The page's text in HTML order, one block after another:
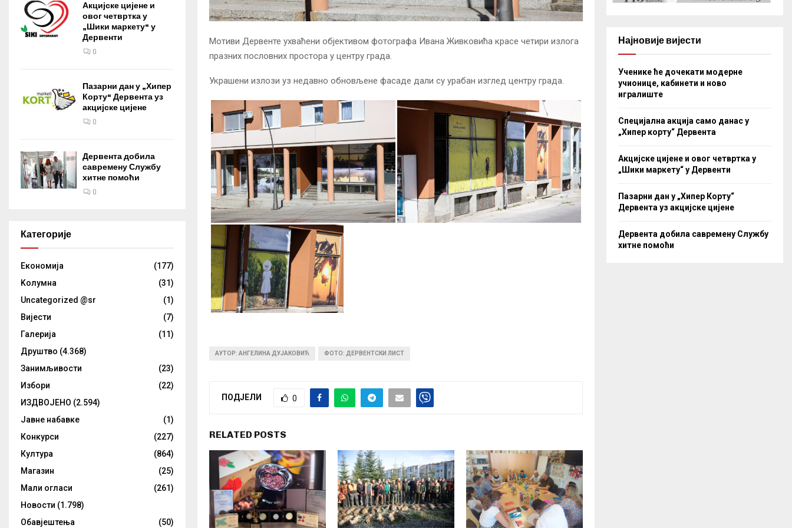
Мотиви Дервенте ухваћени објективом фотографа Ивана Живковића красе четири излога
празних пословних простора у центру града.
Украшени излози уз недавно обновљене фасаде дали су урабан изглед центру града.
АУТОР: АНГЕЛИНА ДУЈАКОВИЋ ФОТО: ДЕРВЕНТСКИ ЛИСТ
ПОДЈЕЛИ 0
RELATED POSTS
Акцијске цијене и
овог четвртка у
„Шики маркету“ у
Дервенти
0
Пазарни дан у „Хипер
Корту“ Дервента уз
акцијске цијене
0
Дервента добила
савремену Службу
хитне помоћи
0
Категорије
Eкономија
(177)
Kолумнa
(31)
Uncategorized @sr
(1)
Вијести
(7)
Галерија
(11)
Друштво (4.368)
Занимљивости
(23)
Избори
(22)
ИЗДВОЈЕНО (2.594)
Јавне набавке
(1)
Конкурси
(227)
Култура
(864)
Магазин
(25)
Мали огласи
(261)
Новости (1.798)
Обавјештења
(50)
Најновије вијести
Ученике ће дочекати модерне
учионице, кабинети и ново
игралиште
Специјална акција само данас у
„Хипер корту“ Дервента
Акцијске цијене и овог четвртка у
„Шики маркету“ у Дервенти
Пазарни дан у „Хипер Корту“
Дервента уз акцијске цијене
Дервента добила савремену Службу
хитне помоћи